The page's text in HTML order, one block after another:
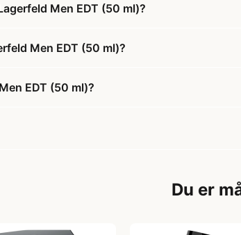
Men EDT (50 ml)?
Men EDT (50 ml)?
EDT (50 ml)?
Du er